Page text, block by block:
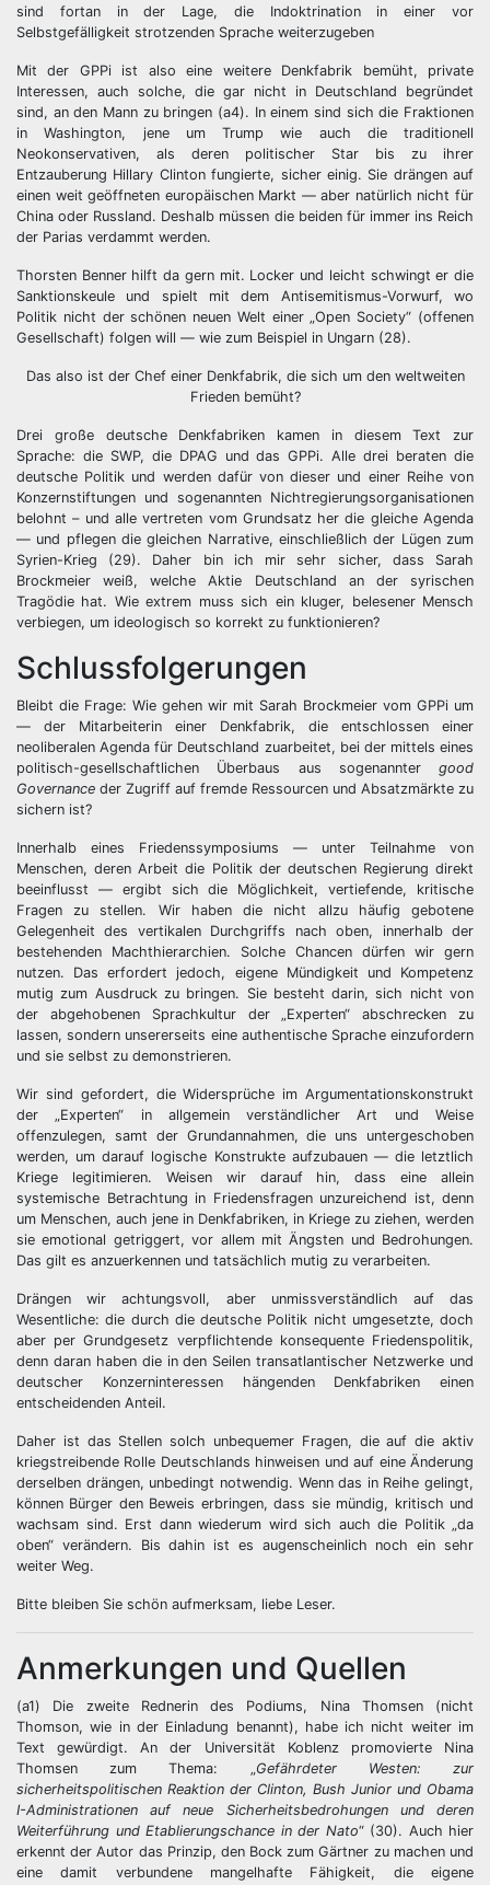
sind fortan in der Lage, die Indoktrination in einer vor
Selbstgefälligkeit strotzenden Sprache weiterzugeben
Mit der GPPi ist also eine weitere Denkfabrik bemüht, private
Interessen, auch solche, die gar nicht in Deutschland begründet
sind, an den Mann zu bringen (a4). In einem sind sich die Fraktionen
in Washington, jene um Trump wie auch die traditionell
Neokonservativen, als deren politischer Star bis zu ihrer
Entzauberung Hillary Clinton fungierte, sicher einig. Sie drängen auf
einen weit geöffneten europäischen Markt — aber natürlich nicht für
China oder Russland. Deshalb müssen die beiden für immer ins Reich
der Parias verdammt werden.
Thorsten Benner hilft da gern mit. Locker und leicht schwingt er die
Sanktionskeule und spielt mit dem Antisemitismus-Vorwurf, wo
Politik nicht der schönen neuen Welt einer „Open Society“ (offenen
Gesellschaft) folgen will — wie zum Beispiel in Ungarn (28).
Das also ist der Chef einer Denkfabrik, die sich um den weltweiten
Frieden bemüht?
Drei große deutsche Denkfabriken kamen in diesem Text zur
Sprache: die SWP, die DPAG und das GPPi. Alle drei beraten die
deutsche Politik und werden dafür von dieser und einer Reihe von
Konzernstiftungen und sogenannten Nichtregierungsorganisationen
belohnt – und alle vertreten vom Grundsatz her die gleiche Agenda
— und pflegen die gleichen Narrative, einschließlich der Lügen zum
Syrien-Krieg (29). Daher bin ich mir sehr sicher, dass Sarah
Brockmeier weiß, welche Aktie Deutschland an der syrischen
Tragödie hat. Wie extrem muss sich ein kluger, belesener Mensch
verbiegen, um ideologisch so korrekt zu funktionieren?
Schlussfolgerungen
Bleibt die Frage: Wie gehen wir mit Sarah Brockmeier vom GPPi um
— der Mitarbeiterin einer Denkfabrik, die entschlossen einer
neoliberalen Agenda für Deutschland zuarbeitet, bei der mittels eines
politisch-gesellschaftlichen Überbaus aus sogenannter good
Governance der Zugriff auf fremde Ressourcen und Absatzmärkte zu
sichern ist?
Innerhalb eines Friedenssymposiums — unter Teilnahme von
Menschen, deren Arbeit die Politik der deutschen Regierung direkt
beeinflusst — ergibt sich die Möglichkeit, vertiefende, kritische
Fragen zu stellen. Wir haben die nicht allzu häufig gebotene
Gelegenheit des vertikalen Durchgriffs nach oben, innerhalb der
bestehenden Machthierarchien. Solche Chancen dürfen wir gern
nutzen. Das erfordert jedoch, eigene Mündigkeit und Kompetenz
mutig zum Ausdruck zu bringen. Sie besteht darin, sich nicht von
der abgehobenen Sprachkultur der „Experten“ abschrecken zu
lassen, sondern unsererseits eine authentische Sprache einzufordern
und sie selbst zu demonstrieren.
Wir sind gefordert, die Widersprüche im Argumentationskonstrukt
der „Experten“ in allgemein verständlicher Art und Weise
offenzulegen, samt der Grundannahmen, die uns untergeschoben
werden, um darauf logische Konstrukte aufzubauen — die letztlich
Kriege legitimieren. Weisen wir darauf hin, dass eine allein
systemische Betrachtung in Friedensfragen unzureichend ist, denn
um Menschen, auch jene in Denkfabriken, in Kriege zu ziehen, werden
sie emotional getriggert, vor allem mit Ängsten und Bedrohungen.
Das gilt es anzuerkennen und tatsächlich mutig zu verarbeiten.
Drängen wir achtungsvoll, aber unmissverständlich auf das
Wesentliche: die durch die deutsche Politik nicht umgesetzte, doch
aber per Grundgesetz verpflichtende konsequente Friedenspolitik,
denn daran haben die in den Seilen transatlantischer Netzwerke und
deutscher Konzerninteressen hängenden Denkfabriken einen
entscheidenden Anteil.
Daher ist das Stellen solch unbequemer Fragen, die auf die aktiv
kriegstreibende Rolle Deutschlands hinweisen und auf eine Änderung
derselben drängen, unbedingt notwendig. Wenn das in Reihe gelingt,
können Bürger den Beweis erbringen, dass sie mündig, kritisch und
wachsam sind. Erst dann wiederum wird sich auch die Politik „da
oben“ verändern. Bis dahin ist es augenscheinlich noch ein sehr
weiter Weg.
Bitte bleiben Sie schön aufmerksam, liebe Leser.
Anmerkungen und Quellen
(a1) Die zweite Rednerin des Podiums, Nina Thomsen (nicht
Thomson, wie in der Einladung benannt), habe ich nicht weiter im
Text gewürdigt. An der Universität Koblenz promovierte Nina
Thomsen zum Thema: „Gefährdeter Westen: zur
sicherheitspolitischen Reaktion der Clinton, Bush Junior und Obama
I-Administrationen auf neue Sicherheitsbedrohungen und deren
Weiterführung und Etablierungschance in der Nato“ (30). Auch hier
erkennt der Autor das Prinzip, den Bock zum Gärtner zu machen und
eine damit verbundene mangelhafte Fähigkeit, die eigene